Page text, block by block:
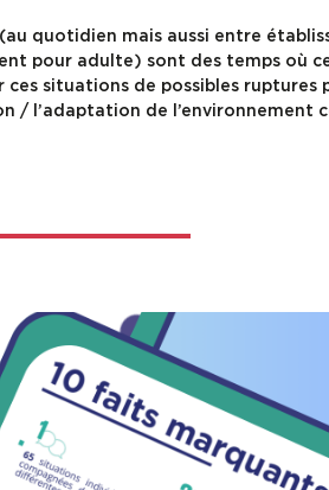
quotidien mais aussi entre
pour adulte) sont des temps où
ces situations de possibles
/ l’adaptation de l’environnement